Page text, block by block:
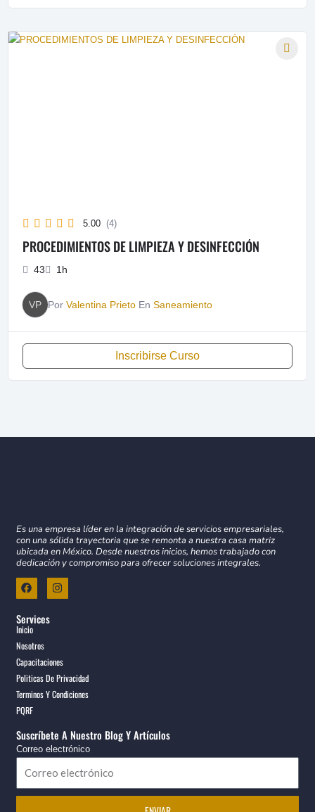
5.00 (4)
PROCEDIMIENTOS DE LIMPIEZA Y DESINFECCIÓN
43 1h
VP Por Valentina PrietoEn Saneamiento
Inscribirse Curso
Es una empresa líder en la integración de servicios empresariales,
con una sólida trayectoria que se remonta a nuestra casa matriz
ubicada en México. Desde nuestros inicios, hemos trabajado con
dedicación y compromiso para ofrecer soluciones integrales.
F
a
b
o
o
I
n
m
Services
Inicio
Nosotros
Capacitaciones
Politicas De Privacidad
Terminos Y Condiciones
PQRF
Suscríbete A Nuestro Blog Y Artículos
Correo electrónico